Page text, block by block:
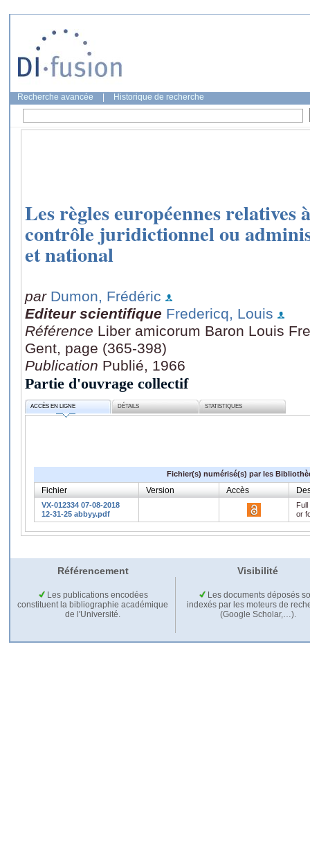
Recherche avancée Historique de recherche
Les règles européennes relatives
contrôle juridictionnel ou
et national
par Dumon, Frédéric
Editeur scientifique Fredericq, Louis
Référence Liber amicorum Baron Louis
Gent, page (365-398)
Publication Publié, 1966
Partie d'ouvrage collectif
ACCÈS EN LIGNE DÉTAILS STATISTIQUES
Fichier(s) numérisé(s) par les
Fichier Version Accès
VX-012334 07-08-2018
12-31-25 abbyy.pdf
or
Référencement Visibilité
Les publications encodées
constituent la bibliographie académique
de l'Université.
Les documents déposés
indexés par les moteurs de
(Google Scholar,…).